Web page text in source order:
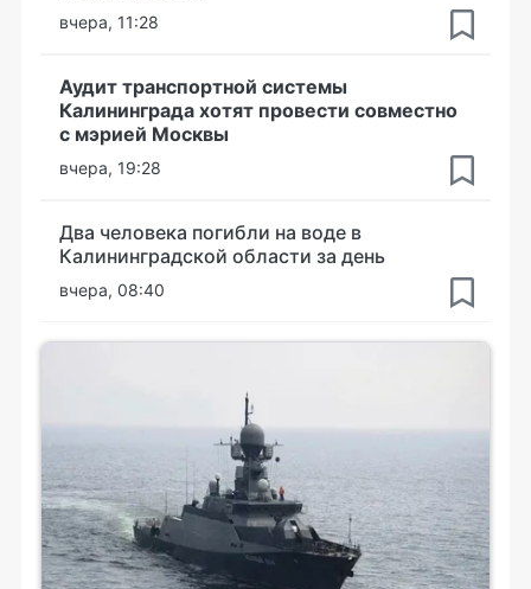
вчера, 11:28
Аудит транспортной системы
Калининграда хотят провести совместно
с мэрией Москвы
вчера, 19:28
Два человека погибли на воде в
Калининградской области за день
вчера, 08:40